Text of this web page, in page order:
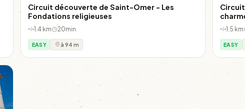
Circuit découverte de Saint-Omer - Les
Fondations religieuses
1.4 km 20min
EASY à 94 m
1.5 km
EASY